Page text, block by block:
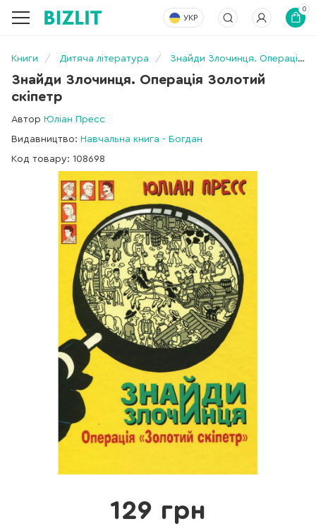
УКР
0
Книги Дитяча література Знайди Злочинця. Операція Золотий скіпетр
Знайди Злочинця. Операція Золотий
скіпетр
Автор Юліан Пресс
Видавництво: Навчальна книга - Богдан
Код товару: 108698
129 грн